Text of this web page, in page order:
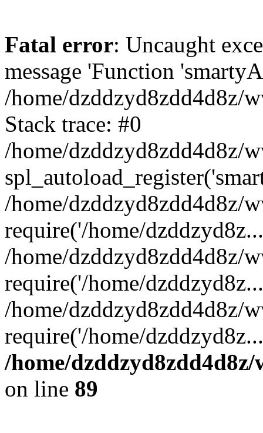
Fatal error: Uncaught
message 'Function
/home/dzddzyd8zdd4d8z/
Stack trace: #0
/home/dzddzyd8zdd4d8z/
/home/dzddzyd8zdd4d8z/
require('/home/
/home/dzddzyd8zdd4d8z/
require('/home/
/home/dzddzyd8zdd4d8z/
require('/home/
/home/
on line 89